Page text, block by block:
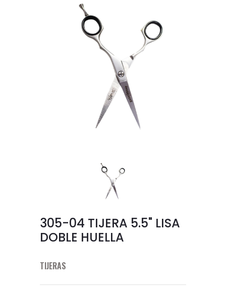
305-04 TIJERA 5.5" LISA
DOBLE HUELLA
TIJERAS